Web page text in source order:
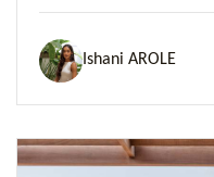
Ishani AROLE